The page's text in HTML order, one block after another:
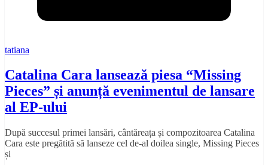
tatiana
Catalina Cara lansează piesa “Missing
Pieces” și anunță evenimentul de lansare
al EP-ului
După succesul primei lansări, cântăreața și compozitoarea Catalina
Cara este pregătită să lanseze cel de-al doilea single, Missing Pieces
și